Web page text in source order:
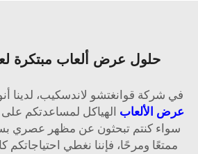
حلول عرض ألعاب مبتكرة
في شركة قوانغتشو لاندسكيب، لدينا
عرض الألعابالهياكل لمساعدتكم على
سواء كنتم تبحثون عن مظهر عصري
ممتعًا ومرحًا، فإننا نغطي احتياجاتكم